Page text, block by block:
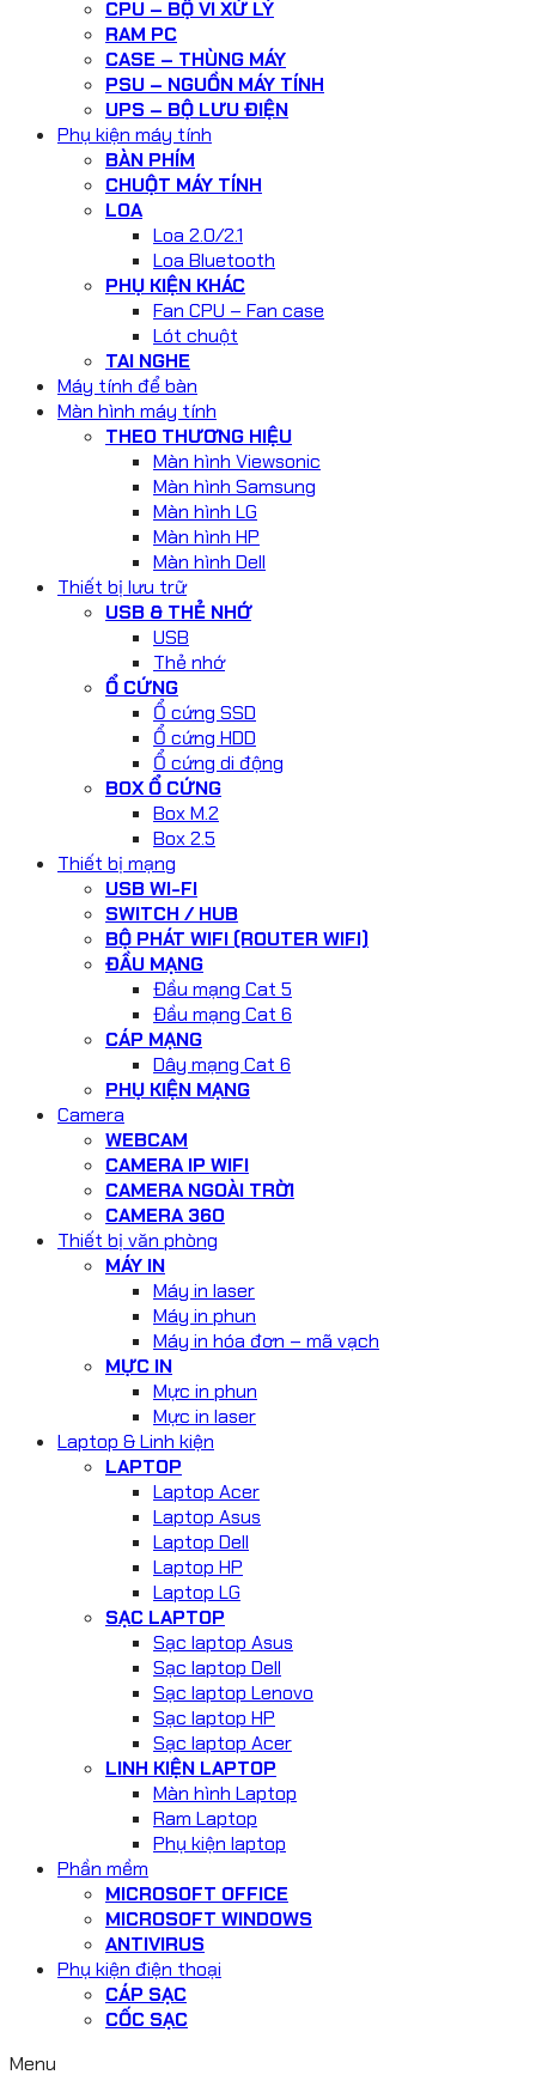
CPU – BỘ VI XỬ LÝ
RAM PC
CASE – THÙNG MÁY
PSU – NGUỒN MÁY TÍNH
UPS – BỘ LƯU ĐIỆN
Phụ kiện máy tính
BÀN PHÍM
CHUỘT MÁY TÍNH
LOA
Loa 2.0/2.1
Loa Bluetooth
PHỤ KIỆN KHÁC
Fan CPU – Fan case
Lót chuột
TAI NGHE
Máy tính để bàn
Màn hình máy tính
THEO THƯƠNG HIỆU
Màn hình Viewsonic
Màn hình Samsung
Màn hình LG
Màn hình HP
Màn hình Dell
Thiết bị lưu trữ
USB & THẺ NHỚ
USB
Thẻ nhớ
Ổ CỨNG
Ổ cứng SSD
Ổ cứng HDD
Ổ cứng di động
BOX Ổ CỨNG
Box M.2
Box 2.5
Thiết bị mạng
USB WI-FI
SWITCH / HUB
BỘ PHÁT WIFI (ROUTER WIFI)
ĐẦU MẠNG
Đầu mạng Cat 5
Đầu mạng Cat 6
CÁP MẠNG
Dây mạng Cat 6
PHỤ KIỆN MẠNG
Camera
WEBCAM
CAMERA IP WIFI
CAMERA NGOÀI TRỜI
CAMERA 360
Thiết bị văn phòng
MÁY IN
Máy in laser
Máy in phun
Máy in hóa đơn – mã vạch
MỰC IN
Mực in phun
Mực in laser
Laptop & Linh kiện
LAPTOP
Laptop Acer
Laptop Asus
Laptop Dell
Laptop HP
Laptop LG
SẠC LAPTOP
Sạc laptop Asus
Sạc laptop Dell
Sạc laptop Lenovo
Sạc laptop HP
Sạc laptop Acer
LINH KIỆN LAPTOP
Màn hình Laptop
Ram Laptop
Phụ kiện laptop
Phần mềm
MICROSOFT OFFICE
MICROSOFT WINDOWS
ANTIVIRUS
Phụ kiện điện thoại
CÁP SẠC
CỐC SẠC
Menu